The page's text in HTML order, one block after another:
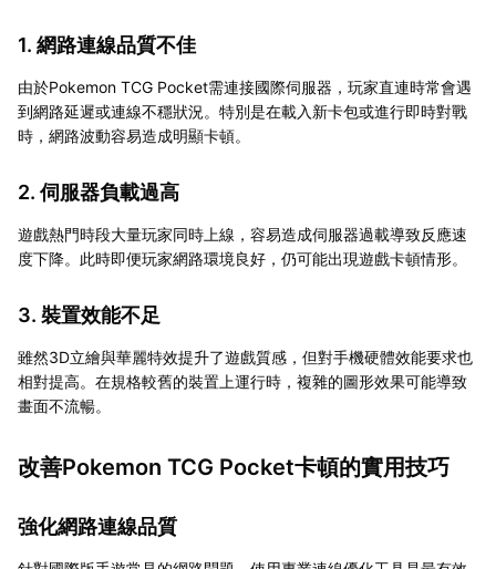
1. 網路連線品質不佳
由於Pokemon TCG Pocket需連接國際伺服器，玩家直連時常會遇
到網路延遲或連線不穩狀況。特別是在載入新卡包或進行即時對戰
時，網路波動容易造成明顯卡頓。
2. 伺服器負載過高
遊戲熱門時段大量玩家同時上線，容易造成伺服器過載導致反應速
度下降。此時即便玩家網路環境良好，仍可能出現遊戲卡頓情形。
3. 裝置效能不足
雖然3D立繪與華麗特效提升了遊戲質感，但對手機硬體效能要求也
相對提高。在規格較舊的裝置上運行時，複雜的圖形效果可能導致
畫面不流暢。
改善Pokemon TCG Pocket卡頓的實用技巧
強化網路連線品質